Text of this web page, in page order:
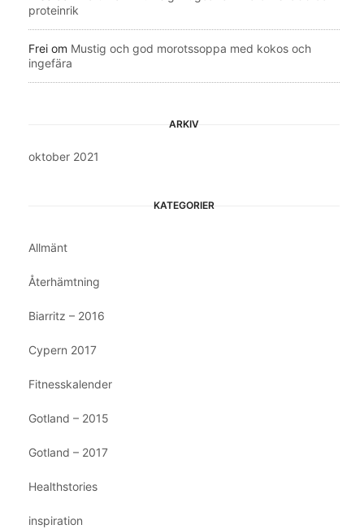
proteinrik
Frei om Mustig och god morotssoppa med kokos och
ingefära
ARKIV
oktober 2021
KATEGORIER
Allmänt
Återhämtning
Biarritz – 2016
Cypern 2017
Fitnesskalender
Gotland – 2015
Gotland – 2017
Healthstories
inspiration